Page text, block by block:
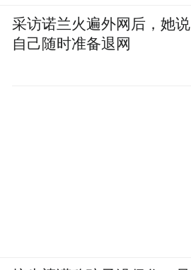
采访诺兰火遍外网后，她说
自己随时准备退网